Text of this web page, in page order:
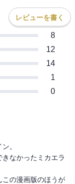
レビューを書く
8
12
14
1
0
。
なかったミカエラ
この漫画版のほうが